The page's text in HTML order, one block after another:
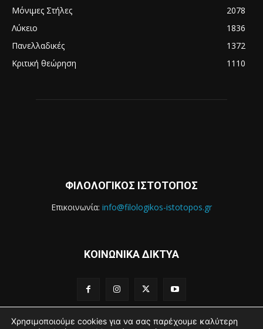
Μόνιμες Στήλες
2078
Λύκειο
1836
Πανελλαδικές
1372
Κριτική θεώρηση
1110
ΦΙΛΟΛΟΓΙΚΟΣ ΙΣΤΟΤΟΠΟΣ
Επικοινωνία: info@filologikos-istotopos.gr
ΚΟΙΝΩΝΙΚΑ ΔΙΚΤΥΑ
Χρησιμοποιούμε cookies για να σας παρέχουμε καλύτερη